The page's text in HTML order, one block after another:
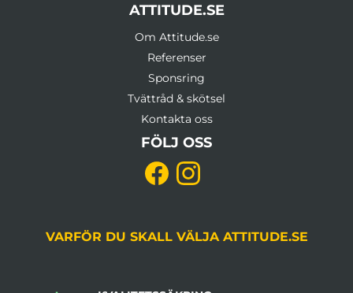
ATTITUDE.SE
Om Attitude.se
Referenser
Sponsring
Tvättråd & skötsel
Kontakta oss
FÖLJ OSS
VARFÖR DU SKALL VÄLJA ATTITUDE.SE